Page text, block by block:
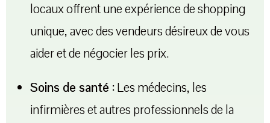
locaux offrent une expérience de shopping
unique, avec des vendeurs désireux de vous
aider et de négocier les prix.
Soins de santé :Les médecins, les
infirmières et autres professionnels de la